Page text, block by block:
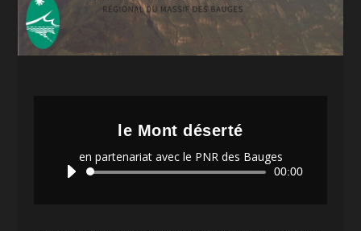
le Mont déserté
en partenariat avec le PNR des Bauges
Lecteur
00:00